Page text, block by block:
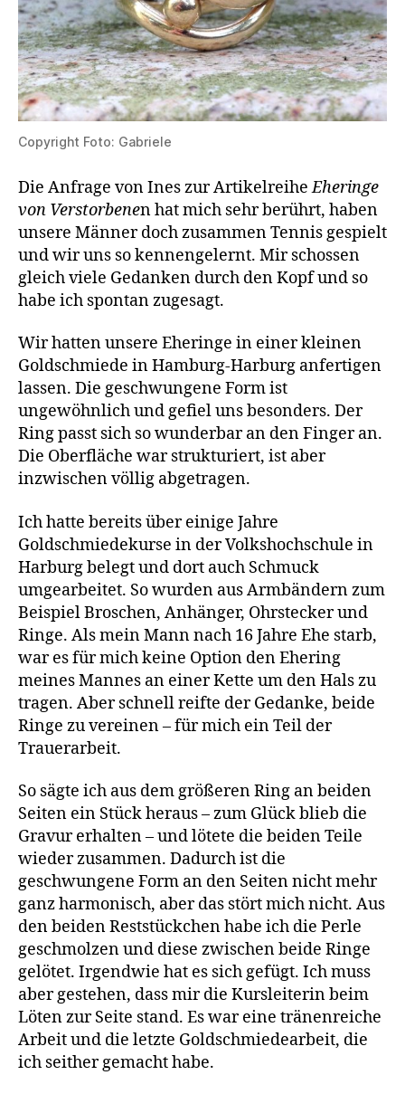
Copyright Foto: Gabriele
Die Anfrage von Ines zur ArtikelreiheEheringe
von Verstorbenen hat mich sehr berührt, haben
unsere Männer doch zusammen Tennis gespielt
und wir uns so kennengelernt. Mir schossen
gleich viele Gedanken durch den Kopf und so
habe ich spontan zugesagt.
Wir hatten unsere Eheringe in einer kleinen
Goldschmiede in Hamburg-Harburg anfertigen
lassen. Die geschwungene Form ist
ungewöhnlich und gefiel uns besonders. Der
Ring passt sich so wunderbar an den Finger an.
Die Oberfläche war strukturiert, ist aber
inzwischen völlig abgetragen.
Ich hatte bereits über einige Jahre
Goldschmiedekurse in der Volkshochschule in
Harburg belegt und dort auch Schmuck
umgearbeitet. So wurden aus Armbändern zum
Beispiel Broschen, Anhänger, Ohrstecker und
Ringe. Als mein Mann nach 16 Jahre Ehe starb,
war es für mich keine Option den Ehering
meines Mannes an einer Kette um den Hals zu
tragen. Aber schnell reifte der Gedanke, beide
Ringe zu vereinen – für mich ein Teil der
Trauerarbeit.
So sägte ich aus dem größeren Ring an beiden
Seiten ein Stück heraus – zum Glück blieb die
Gravur erhalten – und lötete die beiden Teile
wieder zusammen. Dadurch ist die
geschwungene Form an den Seiten nicht mehr
ganz harmonisch, aber das stört mich nicht. Aus
den beiden Reststückchen habe ich die Perle
geschmolzen und diese zwischen beide Ringe
gelötet. Irgendwie hat es sich gefügt. Ich muss
aber gestehen, dass mir die Kursleiterin beim
Löten zur Seite stand. Es war eine tränenreiche
Arbeit und die letzte Goldschmiedearbeit, die
ich seither gemacht habe.